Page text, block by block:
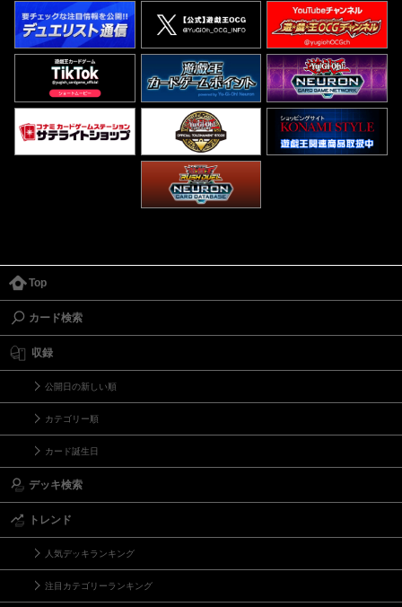
Top
カード検索
収録
公開日の新しい順
カテゴリー順
カード誕生日
デッキ検索
トレンド
人気デッキランキング
注目カテゴリーランキング